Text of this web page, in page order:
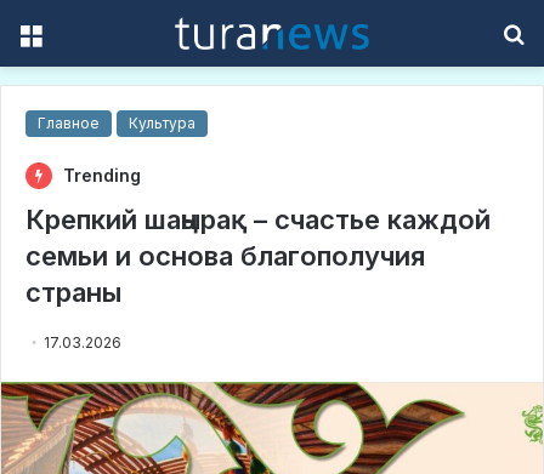
Главное Культура
Trending
Крепкий шаңырақ – счастье каждой
семьи и основа благополучия
страны
17.03.2026